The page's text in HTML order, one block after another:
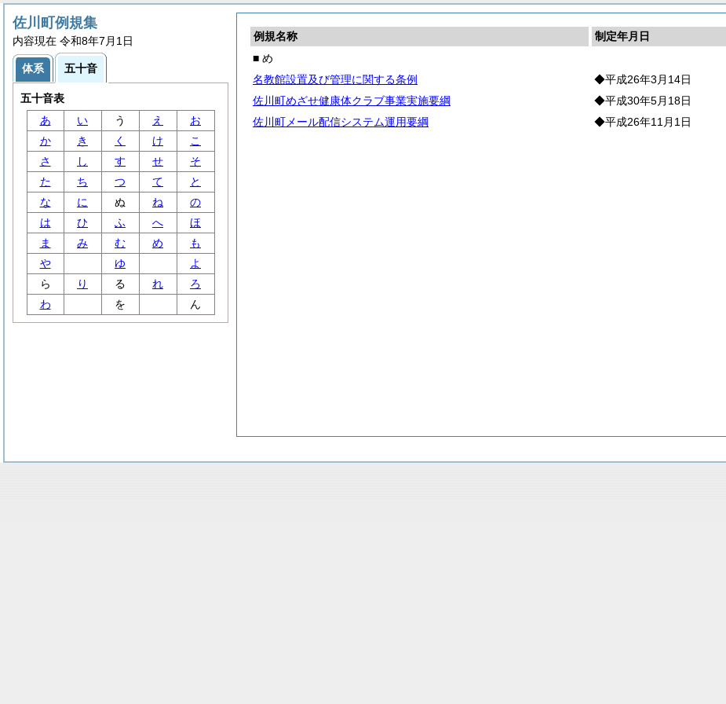
例規名称 制定年月日
■ め
名教館設置及び管理に関する条例
◆平成26年3月14日
佐川町めざせ健康体クラブ事業実施要綱
◆平成30年5月18日
佐川町メール配信システム運用要綱
◆平成26年11月1日
佐川町例規集
内容現在 令和8年7月1日
体系 五十音
五十音表
あ
い う え
お
か
き く け
こ
さ
し す せ
そ
た
ち つ て
と
な
に ぬ ね
の
は
ひ ふ へ
ほ
ま
み む め
も
や
ゆ
よ
ら
り る れ
ろ
わ
を ん